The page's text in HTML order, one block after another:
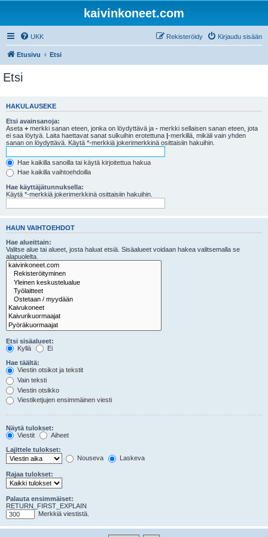
kaivinkoneet.com
UKK Kirjaudu sisään
Rekisteröidy
Etusivu Etsi
Etsi
HAKULAUSEKE
Etsi avainsanoja:
Aseta + merkki sanan eteen, jonka on löydyttävä ja - merkki sellaisen sanan eteen, jota
ei saa löytyä. Laita haettavat sanat sulkuihin erotettuna |-merkillä, mikäli vain yhden
sanan on löydyttävä. Käytä *-merkkiä jokerimerkkinä osittaisiin hakuihin.
Hae kaikilla sanoilla tai käytä kirjoitettua hakua
Hae kaikilla vaihtoehdoilla
Hae käyttäjätunnuksella:
Käytä *-merkkiä jokerimerkkinä osittaisiin hakuihin.
HAUN VAIHTOEHDOT
Hae alueittain:
Valitse alue tai alueet, josta haluat etsiä. Sisäalueet voidaan hakea valitsemalla se
alapuolelta.
Etsi sisäalueet:
Kyllä
Ei
Hae täältä:
Viestin otsikot ja tekstit
Vain teksti
Viestin otsikko
Viestiketjujen ensimmäinen viesti
Näytä tulokset:
Viestit
Aiheet
Lajittele tulokset:
Nouseva
Laskeva
Rajaa tulokset:
Palauta ensimmäiset:
RETURN_FIRST_EXPLAIN
Merkkiä viestistä.